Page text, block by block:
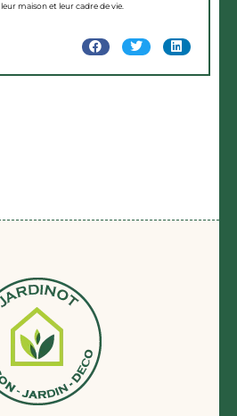
leur maison et leur cadre de vie.